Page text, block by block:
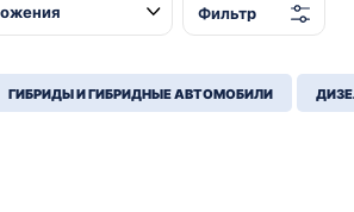
Фильтр
ГИБРИДЫ И ГИБРИДНЫЕ АВТОМОБИЛИ